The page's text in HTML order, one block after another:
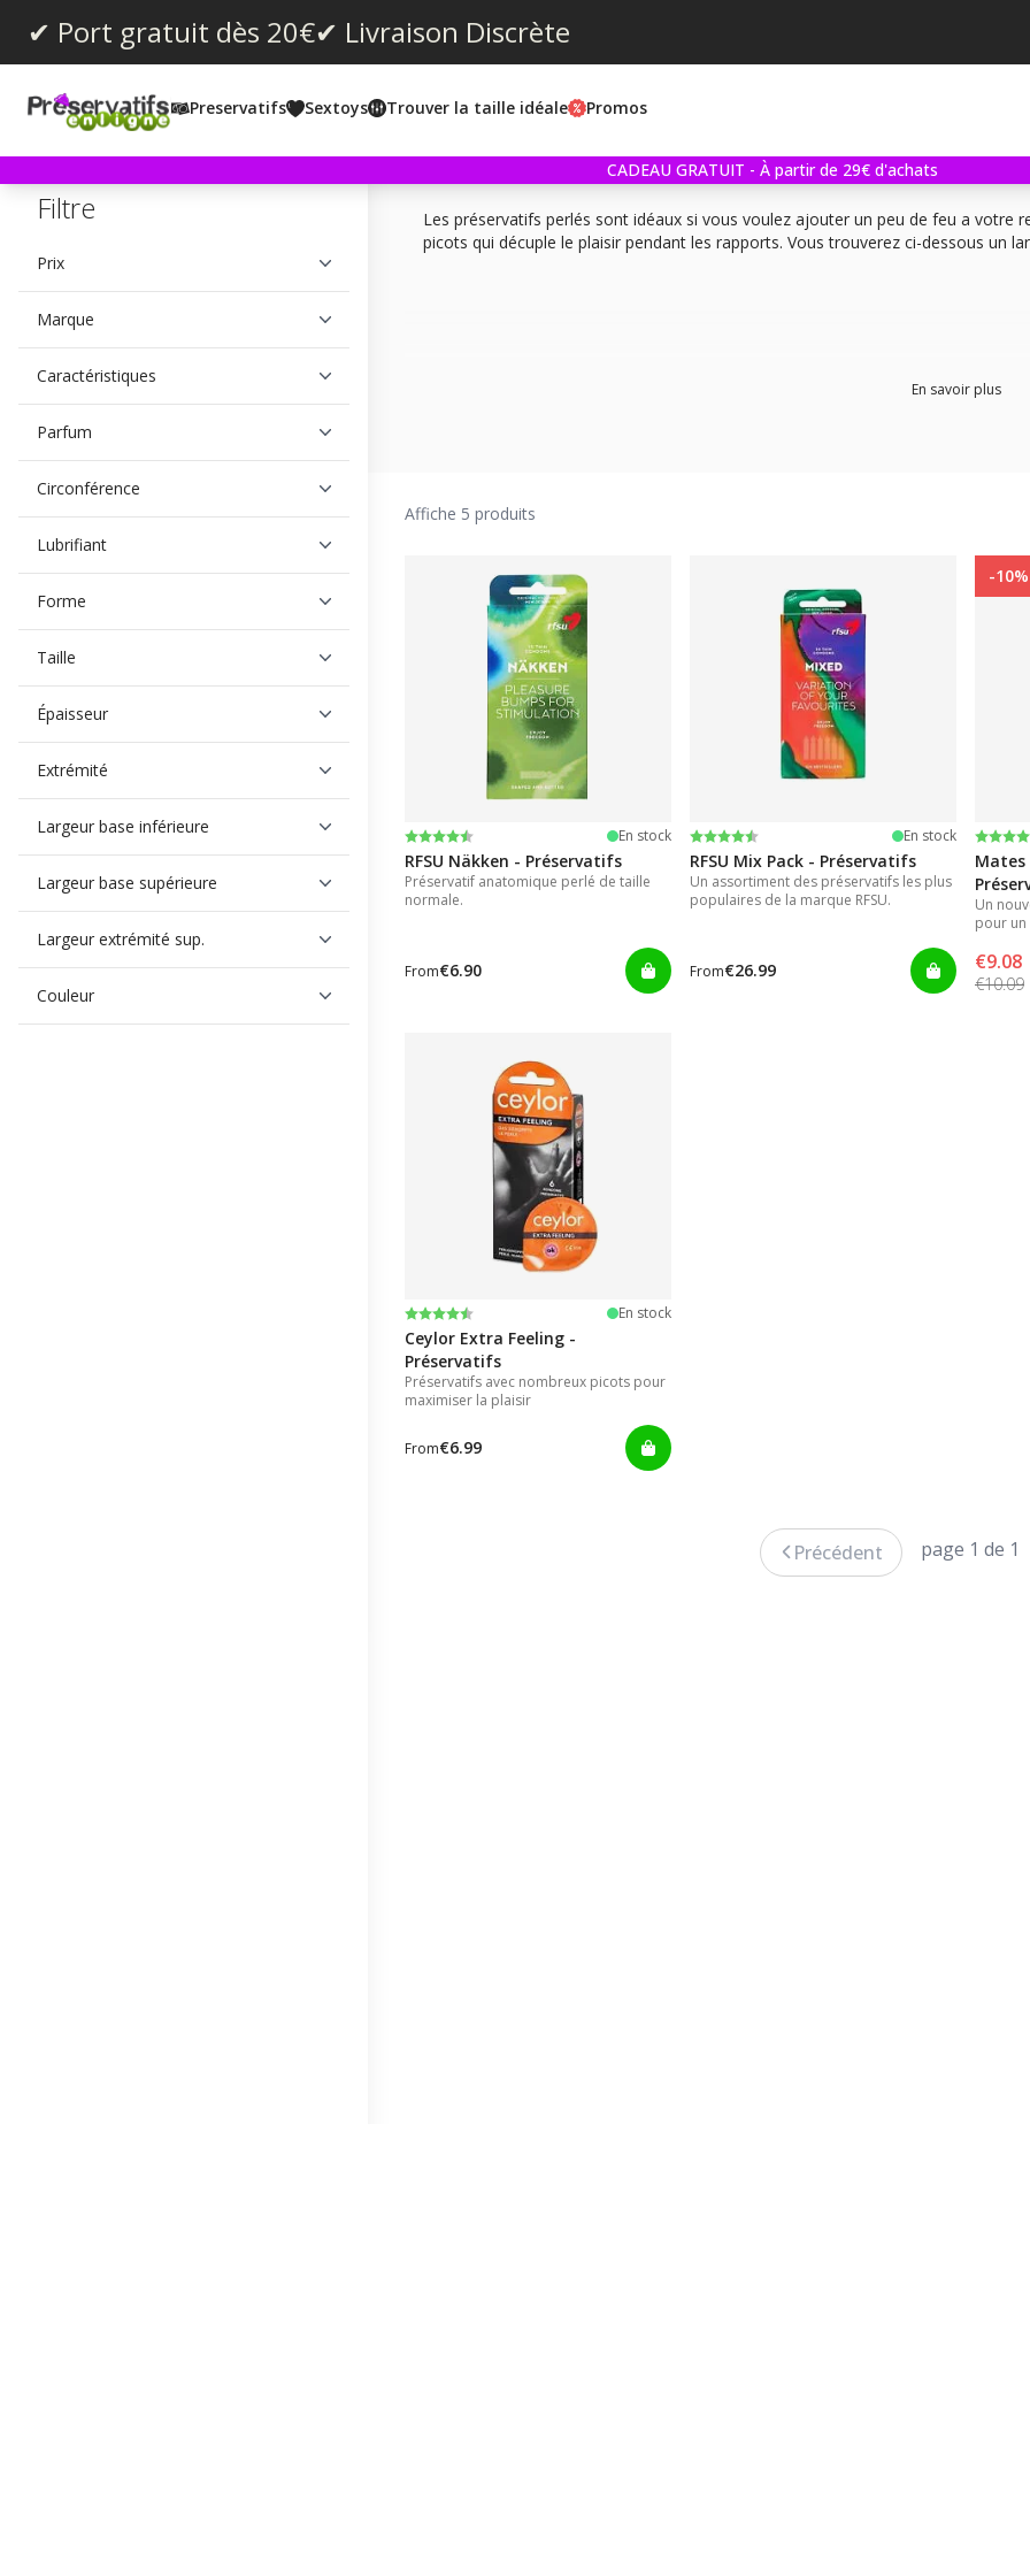
✔ Port gratuit dès 20€✔ Livraison Discrète
Preservatifs Sextoys Trouver la taille idéale Promos
CADEAU GRATUIT - À partir de 29€ d'achats
Filtre
Prix
Marque
Caractéristiques
Parfum
Circonférence
Lubrifiant
Forme
Taille
Épaisseur
Extrémité
Largeur base inférieure
Largeur base supérieure
Largeur extrémité sup.
Couleur
Les préservatifs perlés sont idéaux si vous voulez ajouter un peu de feu a votre
picots qui décuple le plaisir pendant les rapports. Vous trouverez ci-dessous un
En savoir plus
Affiche 5 produits
Note:
4.2 sur 5 étoiles En stock
RFSU Näkken - Préservatifs
Préservatif anatomique perlé de taille
normale.
From€6.90
Note:
4.3 sur 5 étoiles En stock
RFSU Mix Pack - Préservatifs
Un assortiment des préservatifs les plus
populaires de la marque RFSU.
From€26.99
-10%
Note:
4.7
Mates
Un
pour un
€9.08
€10.09
Note:
4.6 sur 5 étoiles En stock
Ceylor Extra Feeling -
Préservatifs
Préservatifs avec nombreux picots pour
maximiser la plaisir
From€6.99
Précédent page 1 de 1